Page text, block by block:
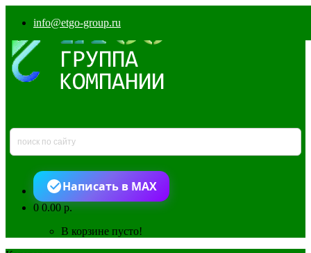
info@etgo-group.ru
Написать в MAX
00.00 р.
В корзине пусто!